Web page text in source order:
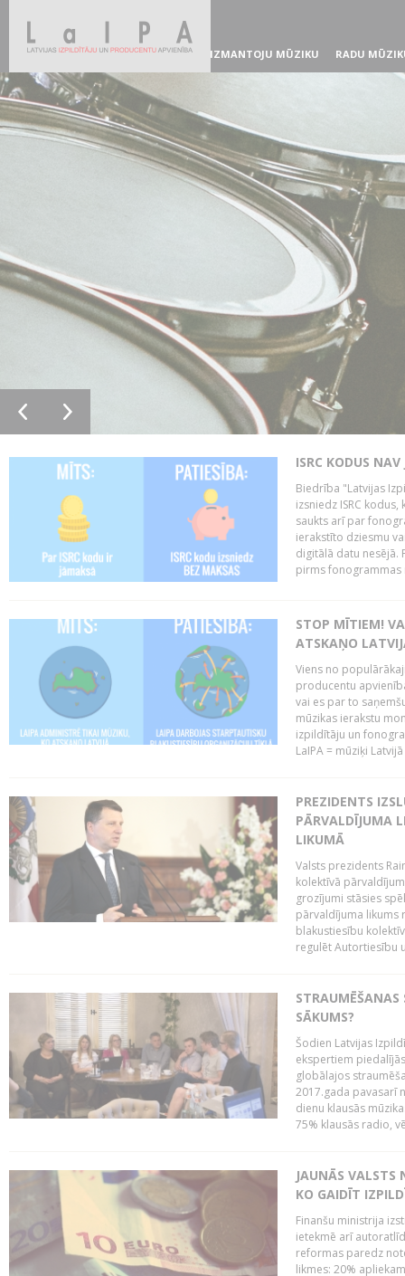
IZMANTOJU MŪZIKU RADU
ISRC KODUS
Biedrība "Latvijas
izsniedz ISRC
saukts arī par
ierakstīto dziesmu
digitālā datu nesējā.
pirms fonogrammas
STOP MĪTIEM!
ATSKAŅO
Viens no
producentu
vai es par to
mūzikas ierakstu
izpildītāju un
LaIPA = mūziķi
PREZIDENTS
PĀRVALDĪJUMA
LIKUMĀ
Valsts prezidents
kolektīvā
grozījumi stāsies
pārvaldījuma likums
blakustiesību
regulēt Autortiesību
STRAUMĒŠANAS
SĀKUMS?
Šodien Latvijas
ekspertiem
globālajos
2017.gada pavasarī
dienu klausās
75% klausās radio,
JAUNĀS VALSTS
KO GAIDĪT
Finanšu ministrija
ietekmē arī
reformas paredz
likmes: 20%